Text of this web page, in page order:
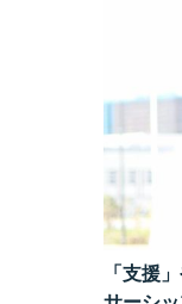
「支援